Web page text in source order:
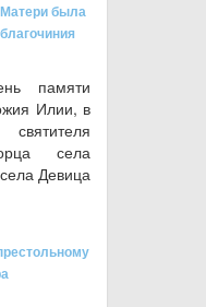
была
памяти
Илии, в
села
Девица